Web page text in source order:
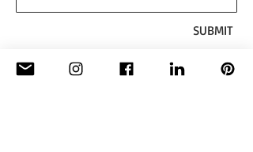
SUBMIT